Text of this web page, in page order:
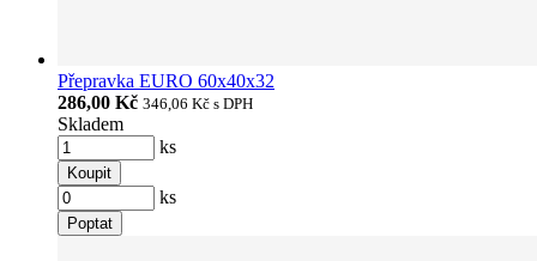
Přepravka EURO 60x40x32
286,00 Kč 346,06 Kč s DPH
Skladem
ks
Koupit
ks
Poptat